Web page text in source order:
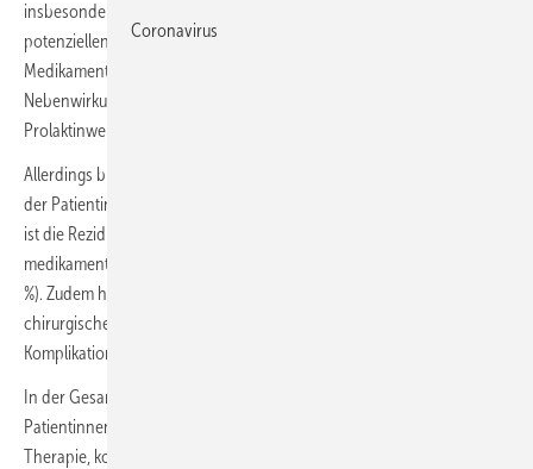
insbesondere in erfahrenen Zentren. Der Vorteil liegt in der
potenziellen Einmal-Lösung: Keine langfristige
Medikamenteneinnahme, keine mit Dopaminagonisten assoziierten
Nebenwirkungen und unmittelbare Normalisierung der
Prolaktinwerte.
Allerdings bleiben langfristige Rezidive möglich, und etwa ein Viertel
der Patientinnen benötigt dennoch Dopaminagonisten. Andererseits
ist die Rezidivrate geringer nach einer Operation als nach einer
medikamentösen Therapie, die dann ausgesetzt wurde (33 % vs. 66
%). Zudem hängen die Ergebnisse der Operation stark vom
chirurgischen Setting ab, und auch wenn schwerwiegende
Komplikationen selten sind, sind sie nicht völlig auszuschließen.
In der Gesamtabwägung überwiegen für die Mehrheit der
Patientinnen mit einem Prolaktinom die Vorteile der medikamentösen
Therapie, kommentierte Ludwig. Cabergolin sei hochwirksam, sicher,
Coronavirus